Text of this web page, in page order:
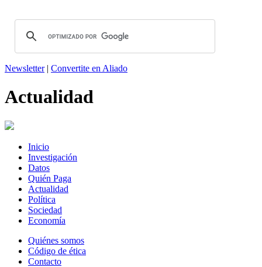
Newsletter| Convertite en Aliado
Actualidad
Inicio
Investigación
Datos
Quién Paga
Actualidad
Política
Sociedad
Economía
Quiénes somos
Código de ética
Contacto